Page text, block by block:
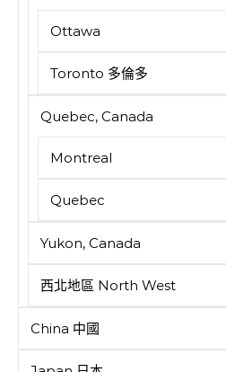
Ottawa
Toronto 多倫多
Quebec, Canada
Montreal
Quebec
Yukon, Canada
西北地區 North West
China 中國